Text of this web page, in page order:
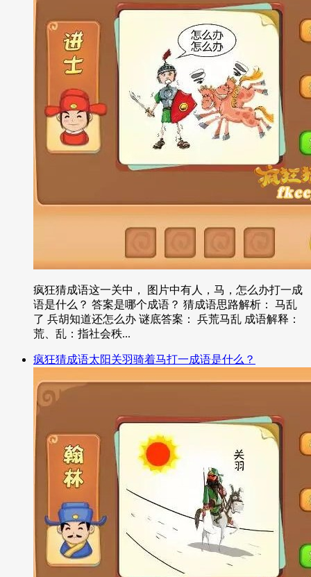
疯狂猜成语这一关中， 图片中有人，马，怎么办打一成
语是什么？ 答案是哪个成语？ 猜成语思路解析： 马乱
了 兵胡知道还怎么办 谜底答案： 兵荒马乱 成语解释：
荒、乱：指社会秩...
疯狂猜成语太阳关羽骑着马打一成语是什么？